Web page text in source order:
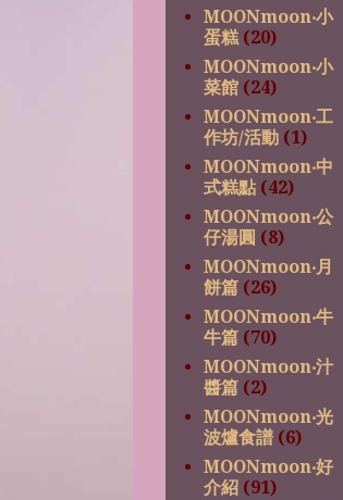
MOONmoon‧小
蛋糕 (20)
MOONmoon‧小
菜館 (24)
MOONmoon‧工
作坊/活動 (1)
MOONmoon‧中
式糕點 (42)
MOONmoon‧公
仔湯圓 (8)
MOONmoon‧月
餅篇 (26)
MOONmoon‧牛
牛篇 (70)
MOONmoon‧汁
醬篇 (2)
MOONmoon‧光
波爐食譜 (6)
MOONmoon‧好
介紹 (91)